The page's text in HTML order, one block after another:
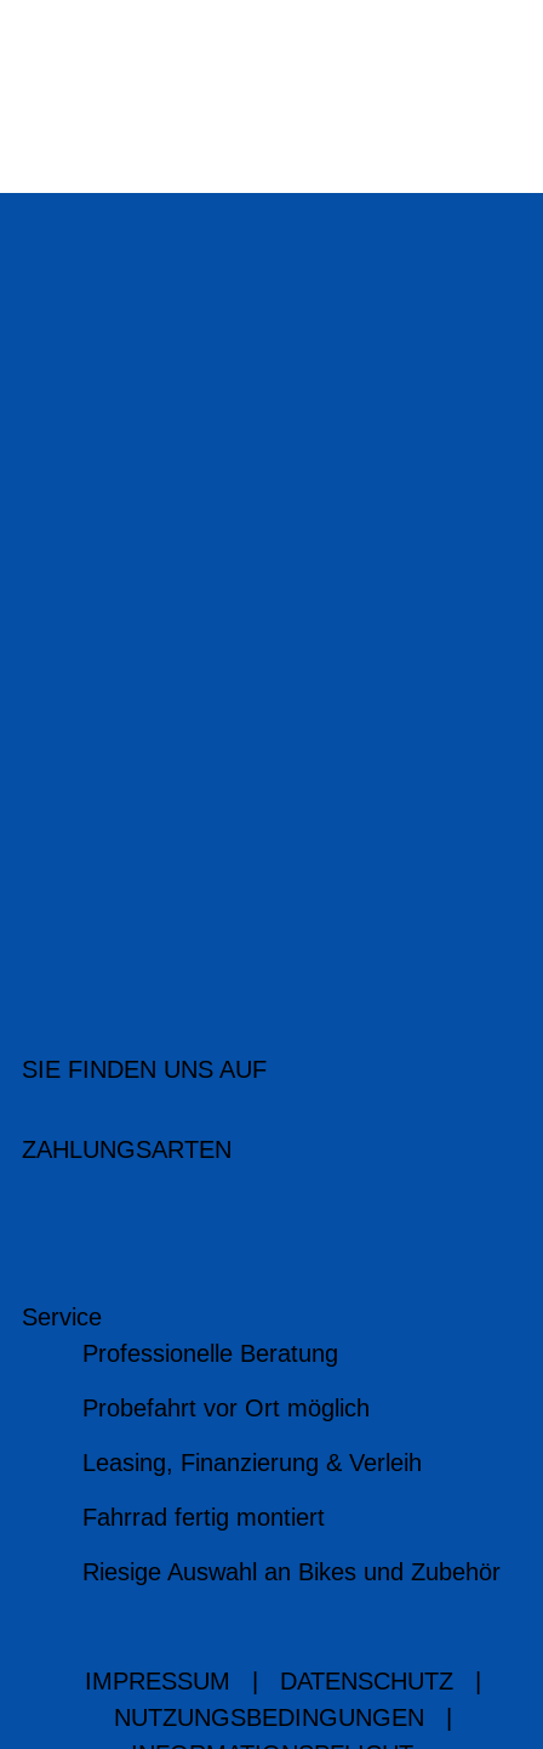
SIE FINDEN UNS AUF
ZAHLUNGSARTEN
Service
Professionelle Beratung
Probefahrt vor Ort möglich
Leasing, Finanzierung & Verleih
Fahrrad fertig montiert
Riesige Auswahl an Bikes und Zubehör
IMPRESSUM DATENSCHUTZ
NUTZUNGSBEDINGUNGEN